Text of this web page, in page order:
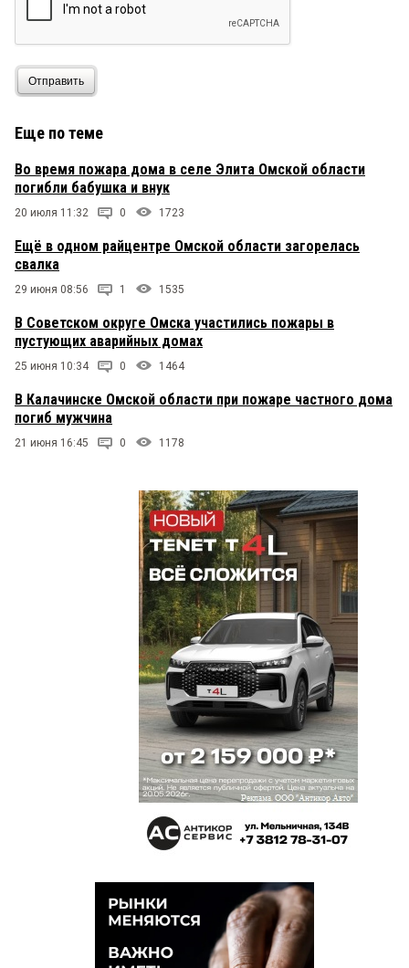
Отправить
Еще по теме
Во время пожара дома в селе Элита Омской области
погибли бабушка и внук
20 июля 11:32 0 1723
Ещё в одном райцентре Омской области загорелась
свалка
29 июня 08:56 1 1535
В Советском округе Омска участились пожары в
пустующих аварийных домах
25 июня 10:34 0 1464
В Калачинске Омской области при пожаре частного дома
погиб мужчина
21 июня 16:45 0 1178